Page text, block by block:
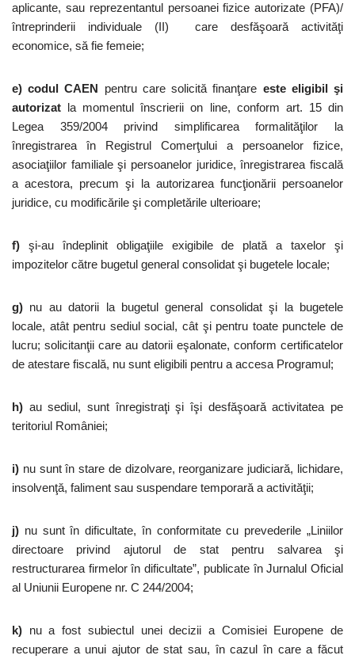
aplicante, sau reprezentantul persoanei fizice autorizate (PFA)/
întreprinderii individuale (II) care desfăşoară activităţi
economice, să fie femeie;
e)codul CAEN pentru care solicită finanţare este eligibil şi
autorizat la momentul înscrierii on line, conform art. 15 din
Legea 359/2004 privind simplificarea formalităţilor la
înregistrarea în Registrul Comerţului a persoanelor fizice,
asociaţiilor familiale şi persoanelor juridice, înregistrarea fiscală
a acestora, precum şi la autorizarea funcţionării persoanelor
juridice, cu modificările şi completările ulterioare;
f) şi-au îndeplinit obligaţiile exigibile de plată a taxelor şi
impozitelor către bugetul general consolidat şi bugetele locale;
g) nu au datorii la bugetul general consolidat şi la bugetele
locale, atât pentru sediul social, cât şi pentru toate punctele de
lucru; solicitanţii care au datorii eşalonate, conform certificatelor
de atestare fiscală, nu sunt eligibili pentru a accesa Programul;
h) au sediul, sunt înregistraţi şi îşi desfăşoară activitatea pe
teritoriul României;
i) nu sunt în stare de dizolvare, reorganizare judiciară, lichidare,
insolvenţă, faliment sau suspendare temporară a activităţii;
j) nu sunt în dificultate, în conformitate cu prevederile „Liniilor
directoare privind ajutorul de stat pentru salvarea şi
restructurarea firmelor în dificultate”, publicate în Jurnalul Oficial
al Uniunii Europene nr. C 244/2004;
k) nu a fost subiectul unei decizii a Comisiei Europene de
recuperare a unui ajutor de stat sau, în cazul în care a făcut